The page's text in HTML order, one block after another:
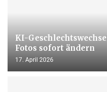
KI-
Fotos sofort ändern
17. April 2026